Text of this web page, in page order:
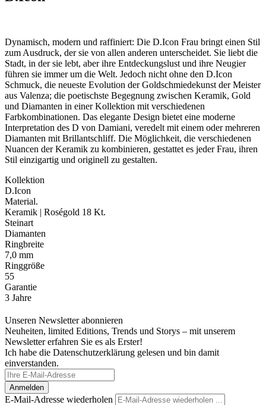
Dynamisch, modern und raffiniert: Die D.Icon Frau bringt einen Stil
zum Ausdruck, der sie von allen anderen unterscheidet. Sie liebt die
Stadt, in der sie lebt, aber ihre Entdeckungslust und ihre Neugier
führen sie immer um die Welt. Jedoch nicht ohne den D.Icon
Schmuck, die neueste Evolution der Goldschmiedekunst der Meister
aus Valenza; die poetischste Begegnung zwischen Keramik, Gold
und Diamanten in einer Kollektion mit verschiedenen
Farbkombinationen. Das elegante Design bietet eine moderne
Interpretation des D von Damiani, veredelt mit einem oder mehreren
Diamanten mit Brillantschliff. Die Möglichkeit, die verschiedenen
Nuancen der Keramik zu kombinieren, gestattet es jeder Frau, ihren
Stil einzigartig und originell zu gestalten.
Kollektion
D.Icon
Material.
Keramik | Roségold 18 Kt.
Steinart
Diamanten
Ringbreite
7,0 mm
Ringgröße
55
Garantie
3 Jahre
Unseren Newsletter abonnieren
Neuheiten, limited Editions, Trends und Storys – mit unserem
Newsletter erfahren Sie es als Erster!
Ich habe die Datenschutzerklärung gelesen und bin damit
einverstanden.
Anmelden
E-Mail-Adresse wiederholen